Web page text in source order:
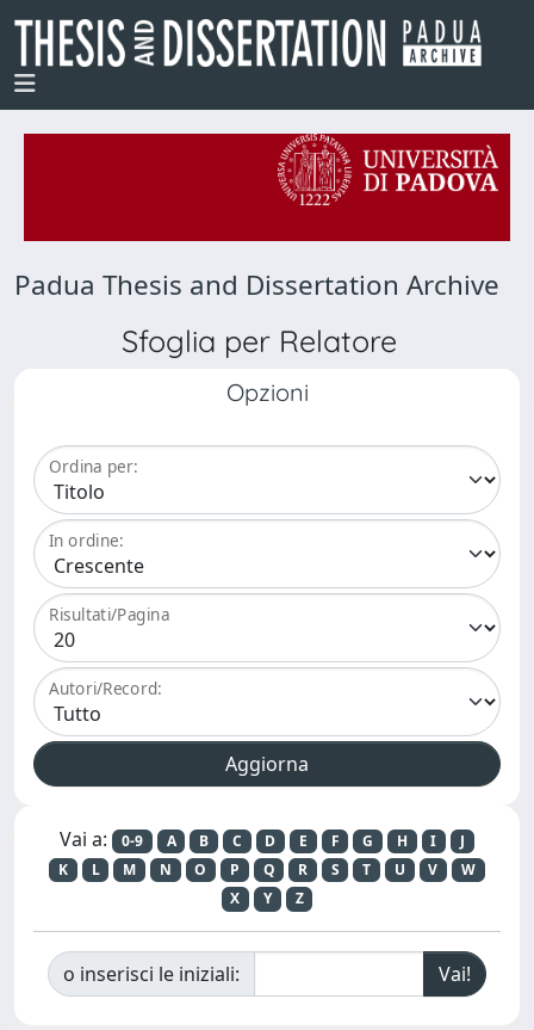
Padua Thesis and Dissertation Archive
Sfoglia per Relatore
Opzioni
Ordina per:
In ordine:
Risultati/Pagina
Autori/Record:
Vai a: 0-9 A B C D E F G H I
J
K
L M N O P Q R S T U V
W
X
Y Z
o inserisci le iniziali: